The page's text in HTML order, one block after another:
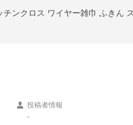
投稿者情報
-